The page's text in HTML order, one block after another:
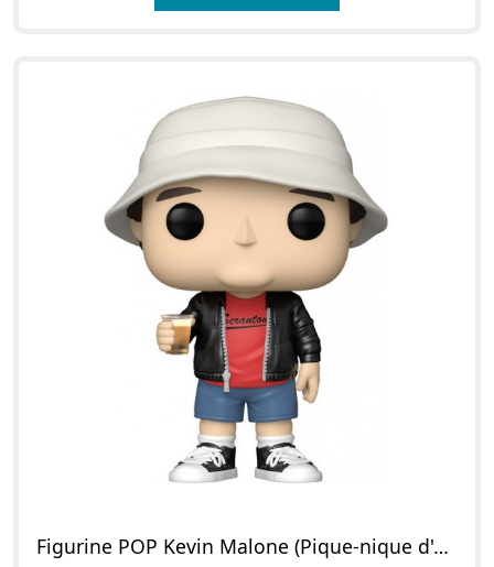
Figurine POP Kevin Malone (Pique-nique d'entreprise)